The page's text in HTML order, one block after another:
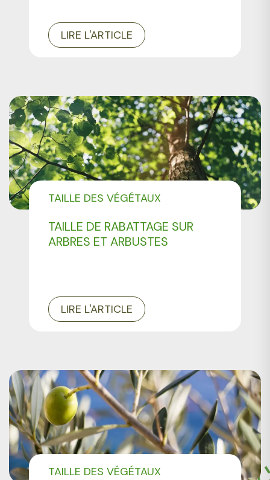
LIRE L'ARTICLE
TAILLE DE RABATTAGE SUR
ARBRES ET ARBUSTES
TAILLE DES VÉGÉTAUX
LIRE L'ARTICLE
TAILLE DES VÉGÉTAUX